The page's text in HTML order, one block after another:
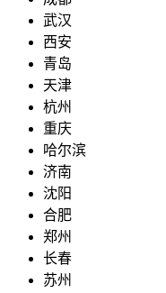
武汉
西安
青岛
天津
杭州
重庆
哈尔滨
济南
沈阳
合肥
郑州
长春
苏州